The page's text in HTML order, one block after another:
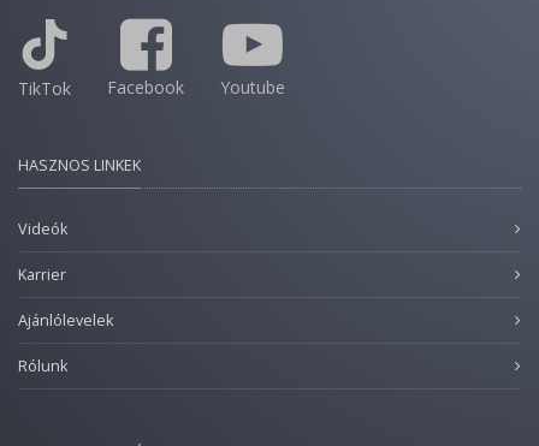
TikTok Facebook Youtube
HASZNOS LINKEK
Videók
Karrier
Ajánlólevelek
Rólunk